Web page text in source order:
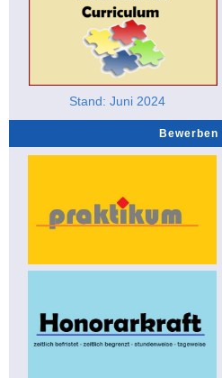
Stand: Juni 2024
Bewerben